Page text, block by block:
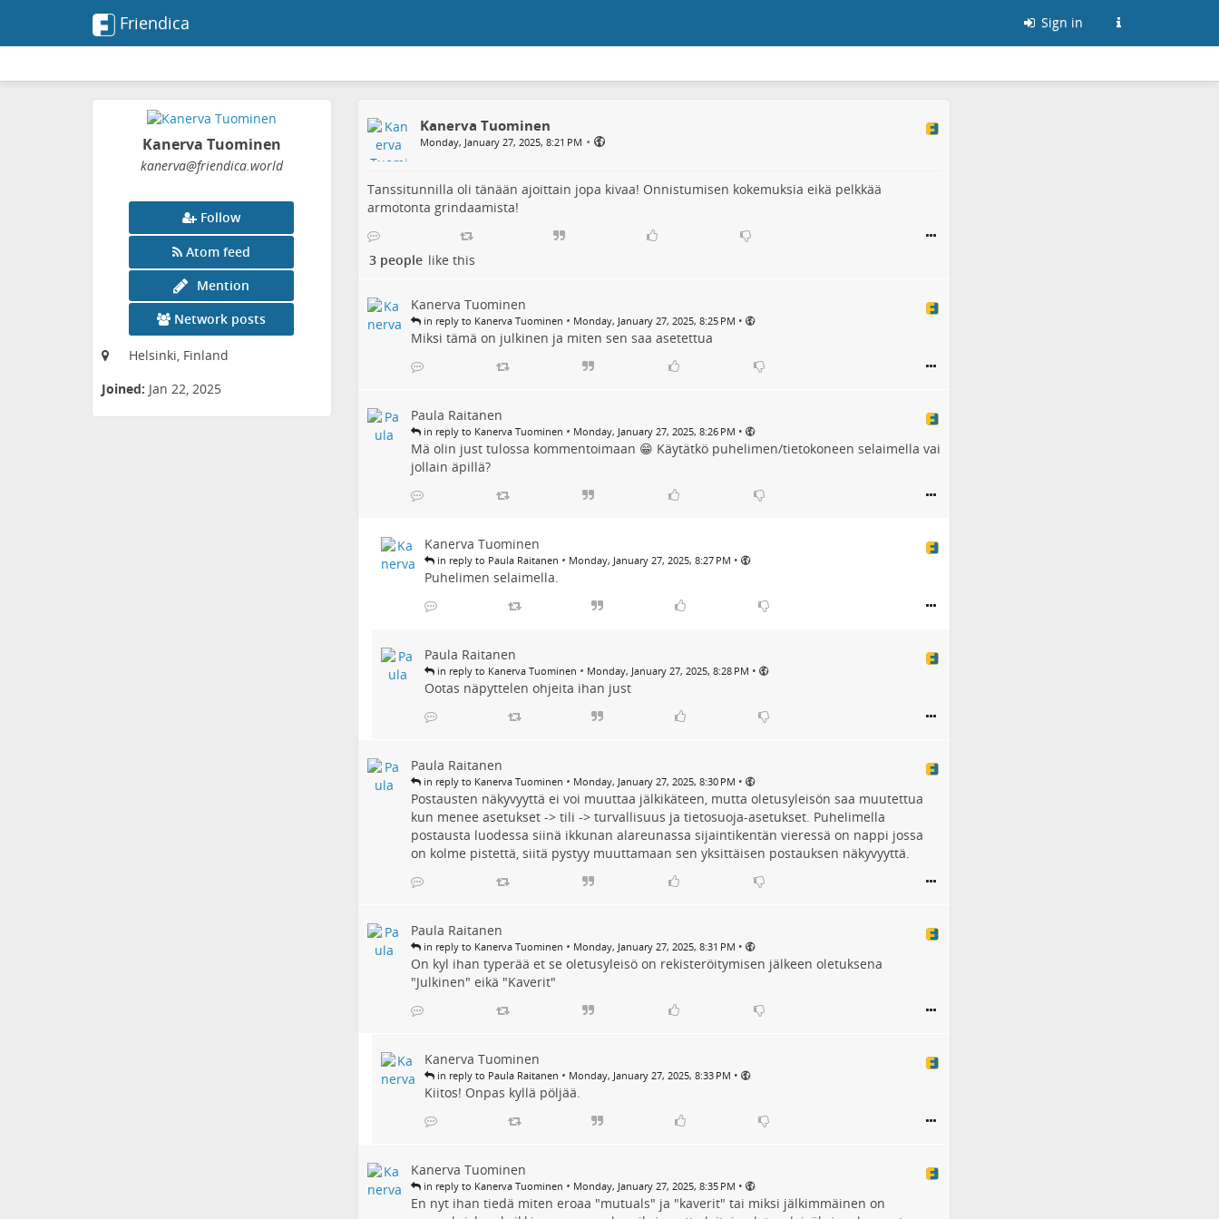
Friendica Sign in
Kanerva Tuominen
kanerva@friendica.world
Follow
Atom feed
Mention
Network posts
Helsinki, Finland
Joined: Jan 22, 2025
Kanerva Tuominen
Monday, January 27, 2025, 8:21 PM •
Tanssitunnilla oli tänään ajoittain jopa kivaa! Onnistumisen kokemuksia eikä pelkkää
armotonta grindaamista!
3 people like this
Kanerva Tuominen
in reply to Kanerva Tuominen • Monday, January 27, 2025, 8:25 PM •
Miksi tämä on julkinen ja miten sen saa asetettua
Paula Raitanen
in reply to Kanerva Tuominen • Monday, January 27, 2025, 8:26 PM •
Mä olin just tulossa kommentoimaan 😁 Käytätkö puhelimen/tietokoneen selaimella vai
jollain äpillä?
Kanerva Tuominen
in reply to Paula Raitanen • Monday, January 27, 2025, 8:27 PM •
Puhelimen selaimella.
Paula Raitanen
in reply to Kanerva Tuominen • Monday, January 27, 2025, 8:28 PM •
Ootas näpyttelen ohjeita ihan just
Paula Raitanen
in reply to Kanerva Tuominen • Monday, January 27, 2025, 8:30 PM •
Postausten näkyvyyttä ei voi muuttaa jälkikäteen, mutta oletusyleisön saa muutettua
kun menee asetukset -> tili -> turvallisuus ja tietosuoja-asetukset. Puhelimella
postausta luodessa siinä ikkunan alareunassa sijaintikentän vieressä on nappi jossa
on kolme pistettä, siitä pystyy muuttamaan sen yksittäisen postauksen näkyvyyttä.
Paula Raitanen
in reply to Kanerva Tuominen • Monday, January 27, 2025, 8:31 PM •
On kyl ihan typerää et se oletusyleisö on rekisteröitymisen jälkeen oletuksena
"Julkinen" eikä "Kaverit"
Kanerva Tuominen
in reply to Paula Raitanen • Monday, January 27, 2025, 8:33 PM •
Kiitos! Onpas kyllä pöljää.
Kanerva Tuominen
in reply to Kanerva Tuominen • Monday, January 27, 2025, 8:35 PM •
En nyt ihan tiedä miten eroaa "mutuals" ja "kaverit" tai miksi jälkimmäinen on